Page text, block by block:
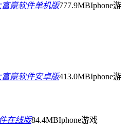
富豪软件单机版777.9MBIphone游
富豪软件安卓版413.0MBIphone游
在线版84.4MBIphone游戏